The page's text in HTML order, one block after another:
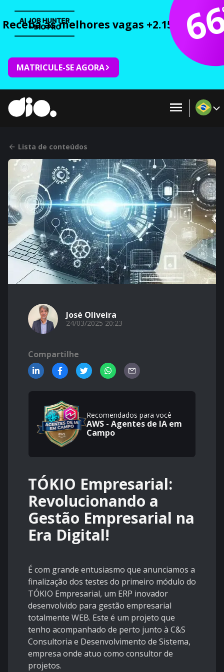
Receba as melhores vagas +2.150 cursos
MATRICULE-SE AGORA
Lista de conteúdos
José Oliveira
24/03/2025 20:23
Compartilhe
Recomendados para você
AWS - Agentes de IA em
Campo
TÓKIO Empresarial:
Revolucionando a
Gestão Empresarial na
Era Digital!
É com grande entusiasmo que anunciamos a
finalização dos testes do primeiro módulo do
TÓKIO Empresarial, um ERP inovador
desenvolvido para gestão empresarial
totalmente WEB. Este é um projeto que
tenho acompanhado de perto junto à C&S
Consultoria e Desenvolvimento de Sistema,
empresa onde atuo como consultor de
projetos.